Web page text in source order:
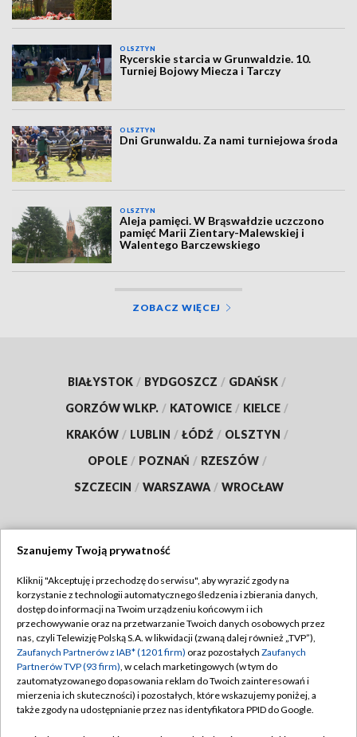
OLSZTYN
Rycerskie starcia w Grunwaldzie. 10.
Turniej Bojowy Miecza i Tarczy
OLSZTYN
Dni Grunwaldu. Za nami turniejowa środa
OLSZTYN
Aleja pamięci. W Brąswałdzie uczczono
pamięć Marii Zientary-Malewskiej i
Walentego Barczewskiego
ZOBACZ WIĘCEJ
BIAŁYSTOK / BYDGOSZCZ / GDAŃSK /
GORZÓW WLKP. / KATOWICE / KIELCE /
KRAKÓW / LUBLIN / ŁÓDŹ / OLSZTYN /
OPOLE / POZNAŃ / RZESZÓW /
SZCZECIN / WARSZAWA / WROCŁAW
TVP
Abonament TVP
Emisja w TVP
Centrum informacji TVP
Naziemna Telewizja Cyfrowa
Regulamin TVP
Polityka prywatności
Moje zgody
Pomoc
Szanujemy Twoją prywatność
Kliknij "Akceptuję i przechodzę do serwisu", aby wyrazić zgody na
korzystanie z technologii automatycznego śledzenia i zbierania danych,
dostęp do informacji na Twoim urządzeniu końcowym i ich
przechowywanie oraz na przetwarzanie Twoich danych osobowych przez
nas, czyli Telewizję Polską S.A. w likwidacji (zwaną dalej również „TVP”),
Zaufanych Partnerów z IAB* (1201 firm) oraz pozostałych Zaufanych
Partnerów TVP (93 firm), w celach marketingowych (w tym do
zautomatyzowanego dopasowania reklam do Twoich zainteresowań i
mierzenia ich skuteczności) i pozostałych, które wskazujemy poniżej, a
także zgody na udostępnianie przez nas identyfikatora PPID do Google.